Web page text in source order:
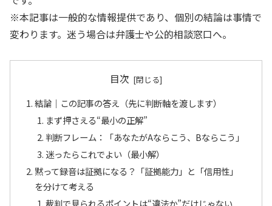
※本記事は一般的な情報提供であり、個別の結論は事情で
変わります。迷う場合は弁護士や公的相談窓口へ。
目次
結論｜この記事の答え（先に判断軸を渡します）
まず押さえる“最小の正解”
判断フレーム：「あなたがAならこう、Bならこう」
迷ったらこれでよい（最小解）
黙って録音は証拠になる？「証拠能力」と「信用性」
を分けて考える
裁判で見られるポイントは“違法か”だけじゃない